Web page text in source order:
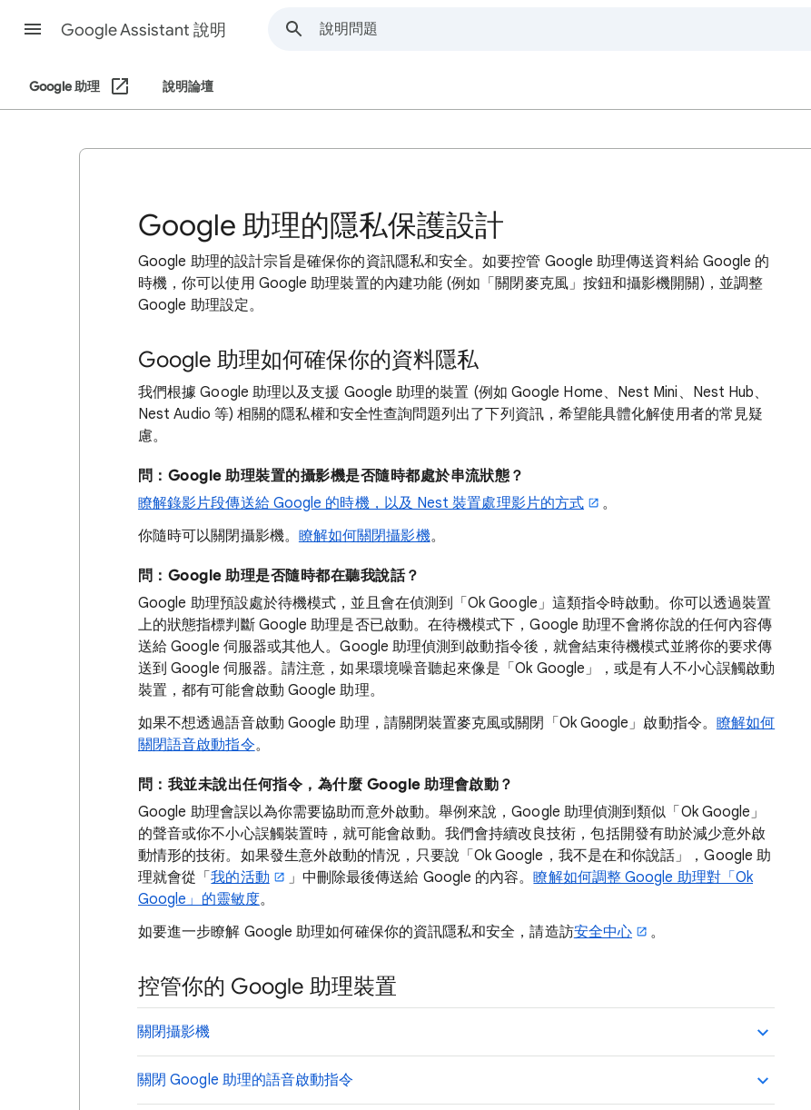
Google Assistant 說明
Google 助理 說明論壇
Google 助理的隱私保護設計
Google 助理的設計宗旨是確保你的資訊隱私和安全。如要控管 Google 助理傳送資料給 Google 的
時機，你可以使用 Google 助理裝置的內建功能 (例如「關閉麥克風」按鈕和攝影機開關)，並調整
Google 助理設定。
Google 助理如何確保你的資料隱私
我們根據 Google 助理以及支援 Google 助理的裝置 (例如 Google Home、Nest Mini、Nest Hub、
Nest Audio 等) 相關的隱私權和安全性查詢問題列出了下列資訊，希望能具體化解使用者的常見疑
慮。
問：Google 助理裝置的攝影機是否隨時都處於串流狀態？
瞭解錄影片段傳送給 Google 的時機，以及 Nest 裝置處理影片的方式
。
你隨時可以關閉攝影機。 瞭解如何關閉攝影機。
問：Google 助理是否隨時都在聽我說話？
Google 助理預設處於待機模式，並且會在偵測到「Ok Google」這類指令時啟動。你可以透過裝置
上的狀態指標判斷 Google 助理是否已啟動。在待機模式下，Google 助理不會將你說的任何內容傳
送給 Google 伺服器或其他人。Google 助理偵測到啟動指令後，就會結束待機模式並將你的要求傳
送到 Google 伺服器。請注意，如果環境噪音聽起來像是「Ok Google」，或是有人不小心誤觸啟動
裝置，都有可能會啟動 Google 助理。
如果不想透過語音啟動 Google 助理，請關閉裝置麥克風或關閉「Ok Google」啟動指令。 瞭解如何
關閉語音啟動指令。
問：我並未說出任何指令，為什麼 Google 助理會啟動？
Google 助理會誤以為你需要協助而意外啟動。舉例來說，Google 助理偵測到類似「Ok Google」
的聲音或你不小心誤觸裝置時，就可能會啟動。我們會持續改良技術，包括開發有助於減少意外啟
動情形的技術。如果發生意外啟動的情況，只要說「Ok Google，我不是在和你說話」，Google 助
理就會從「我的活動 」中刪除最後傳送給 Google 的內容。瞭解如何調整 Google 助理對「Ok
Google」的靈敏度。
如要進一步瞭解 Google 助理如何確保你的資訊隱私和安全，請造訪安全中心 。
控管你的 Google 助理裝置
關閉攝影機
關閉 Google 助理的語音啟動指令